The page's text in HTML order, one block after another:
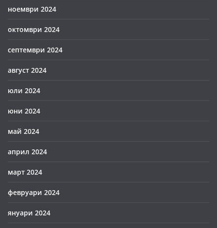
ноември 2024
октомври 2024
септември 2024
август 2024
юли 2024
юни 2024
май 2024
април 2024
март 2024
февруари 2024
януари 2024